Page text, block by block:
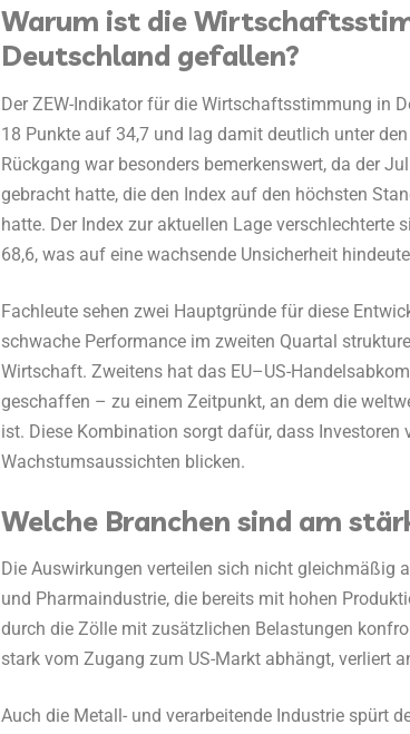
Warum ist die
Deutschland gefallen?
Der ZEW-Indikator für die Wirtschaftsstimmung in
18 Punkte auf 34,7 und lag damit deutlich unter
Rückgang war besonders bemerkenswert, da der
gebracht hatte, die den Index auf den höchsten
hatte. Der Index zur aktuellen Lage verschlechterte
68,6, was auf eine wachsende Unsicherheit
Fachleute sehen zwei Hauptgründe für diese
schwache Performance im zweiten Quartal
Wirtschaft. Zweitens hat das EU–US-
geschaffen – zu einem Zeitpunkt, an dem die
ist. Diese Kombination sorgt dafür, dass
Wachstumsaussichten blicken.
Welche Branchen sind am
Die Auswirkungen verteilen sich nicht gleichmäßig
und Pharmaindustrie, die bereits mit hohen
durch die Zölle mit zusätzlichen Belastungen
stark vom Zugang zum US-Markt abhängt, verliert
Auch die Metall- und verarbeitende Industrie spürt